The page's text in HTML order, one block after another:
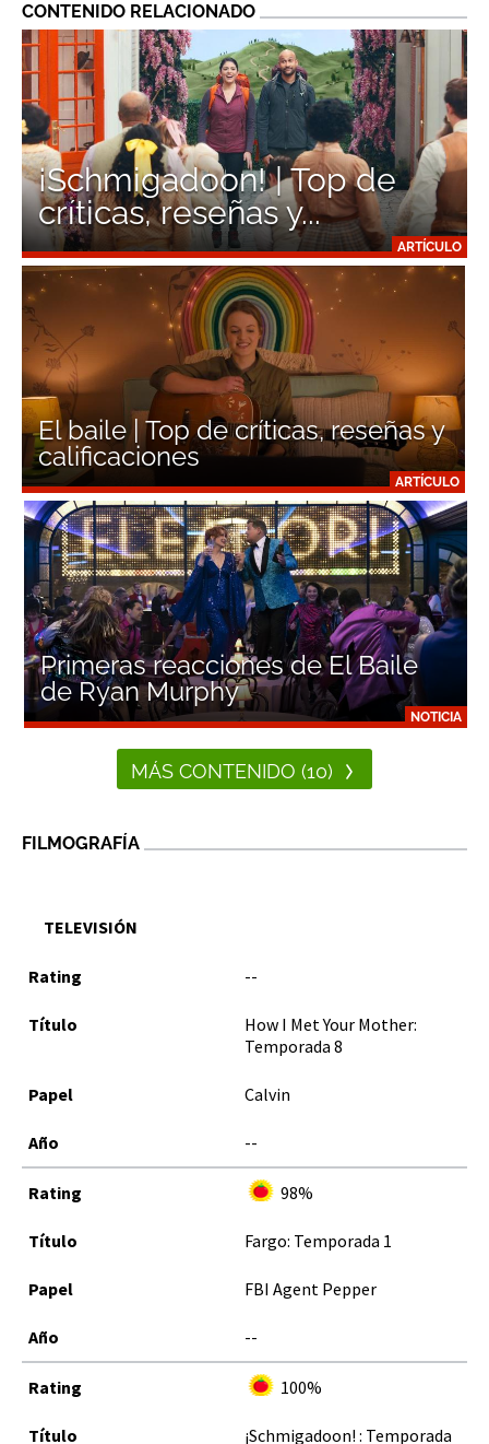
CONTENIDO RELACIONADO
ARTÍCULO
¡Schmigadoon! | Top de
críticas, reseñas y...
ARTÍCULO
El baile | Top de críticas, reseñas y
calificaciones
NOTICIA
Primeras reacciones de El Baile
de Ryan Murphy
MÁS CONTENIDO (10)
FILMOGRAFÍA
TELEVISIÓN
--
How I Met Your Mother:
Temporada 8
Calvin
--
98%
Fargo: Temporada 1
FBI Agent Pepper
--
100%
¡Schmigadoon! : Temporada